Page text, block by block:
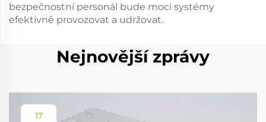
bezpečnostní personál bude moci systémy
efektivně provozovat a udržovat.
Nejnovější zprávy
17